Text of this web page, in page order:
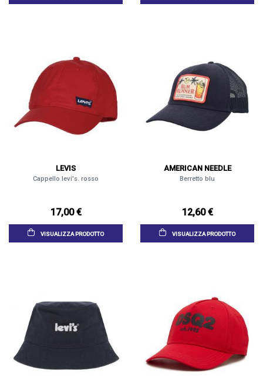
LEVIS
Cappello levi's. rosso
17,00 €
VISUALIZZA PRODOTTO
AMERICAN NEEDLE
Berretto blu
12,60 €
VISUALIZZA PRODOTTO